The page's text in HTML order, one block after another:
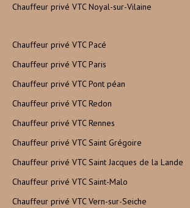
Chauffeur privé VTC Noyal-sur-Vilaine
Chauffeur privé VTC Pacé
Chauffeur privé VTC Paris
Chauffeur privé VTC Pont péan
Chauffeur privé VTC Redon
Chauffeur privé VTC Rennes
Chauffeur privé VTC Saint Grégoire
Chauffeur privé VTC Saint Jacques de la Lande
Chauffeur privé VTC Saint-Malo
Chauffeur privé VTC Vern-sur-Seiche